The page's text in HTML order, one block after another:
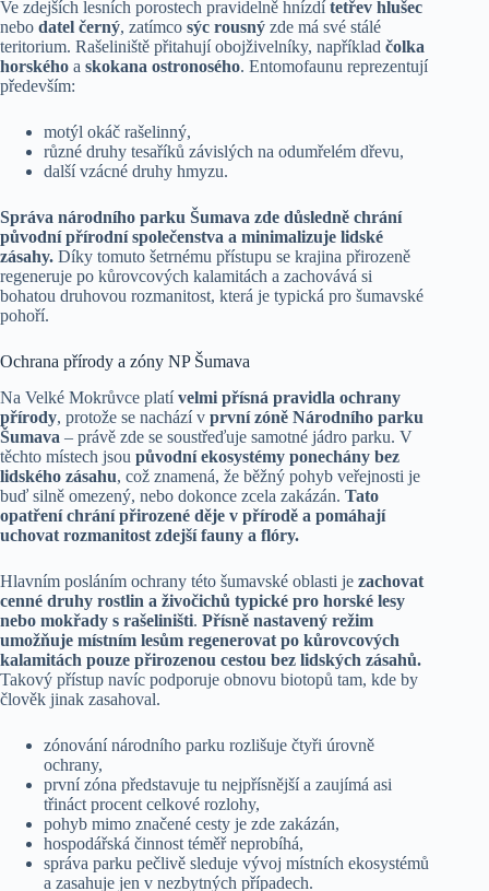
Ve zdejších lesních porostech pravidelně hnízdítetřev hlušec
nebo datel černý, zatímco sýc rousný zde má své stálé
teritorium. Rašeliniště přitahují obojživelníky, například čolka
horského a skokana ostronosého. Entomofaunu reprezentují
především:
motýl okáč rašelinný,
různé druhy tesaříků závislých na odumřelém dřevu,
další vzácné druhy hmyzu.
Správa národního parku Šumava zde důsledně chrání
původní přírodní společenstva a minimalizuje lidské
zásahy. Díky tomuto šetrnému přístupu se krajina přirozeně
regeneruje po kůrovcových kalamitách a zachovává si
bohatou druhovou rozmanitost, která je typická pro šumavské
pohoří.
Ochrana přírody a zóny NP Šumava
Na Velké Mokrůvce platívelmi přísná pravidla ochrany
přírody, protože se nachází v první zóně Národního parku
Šumava – právě zde se soustřeďuje samotné jádro parku. V
těchto místech jsou původní ekosystémy ponechány bez
lidského zásahu, což znamená, že běžný pohyb veřejnosti je
buď silně omezený, nebo dokonce zcela zakázán. Tato
opatření chrání přirozené děje v přírodě a pomáhají
uchovat rozmanitost zdejší fauny a flóry.
Hlavním posláním ochrany této šumavské oblasti je zachovat
cenné druhy rostlin a živočichů typické pro horské lesy
nebo mokřady s rašeliništi. Přísně nastavený režim
umožňuje místním lesům regenerovat po kůrovcových
kalamitách pouze přirozenou cestou bez lidských zásahů.
Takový přístup navíc podporuje obnovu biotopů tam, kde by
člověk jinak zasahoval.
zónování národního parku rozlišuje čtyři úrovně
ochrany,
první zóna představuje tu nejpřísnější a zaujímá asi
třináct procent celkové rozlohy,
pohyb mimo značené cesty je zde zakázán,
hospodářská činnost téměř neprobíhá,
správa parku pečlivě sleduje vývoj místních ekosystémů
a zasahuje jen v nezbytných případech.